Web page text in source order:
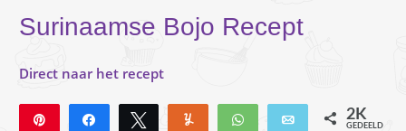
Surinaamse Bojo Recept
Direct naar het recept
Deel Tweet Yum WhatsApp E-mail 2K
GEDEELD